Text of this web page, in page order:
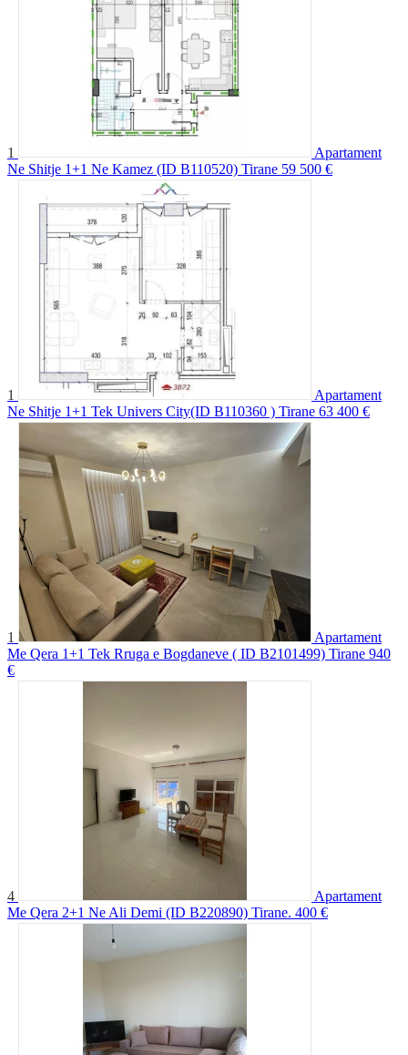
1
Apartament
Ne Shitje 1+1 Ne Kamez (ID B110520) Tirane 59 500 €
1
Apartament
Ne Shitje 1+1 Tek Univers City(ID B110360 ) Tirane 63 400 €
1
Apartament
Me Qera 1+1 Tek Rruga e Bogdaneve ( ID B2101499) Tirane 940
€
4
Apartament
Me Qera 2+1 Ne Ali Demi (ID B220890) Tirane. 400 €